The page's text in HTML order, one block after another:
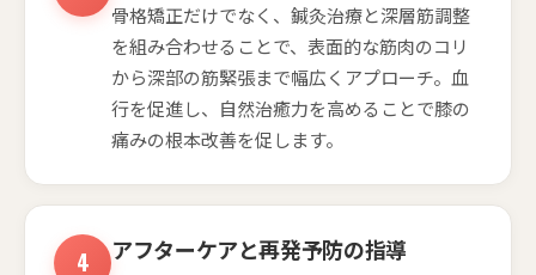
骨格矯正だけでなく、鍼灸治療と深層筋調整
を組み合わせることで、表面的な筋肉のコリ
から深部の筋緊張まで幅広くアプローチ。血
行を促進し、自然治癒力を高めることで膝の
痛みの根本改善を促します。
アフターケアと再発予防の指導